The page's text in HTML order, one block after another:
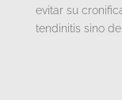
evitar su
tendinitis sino de